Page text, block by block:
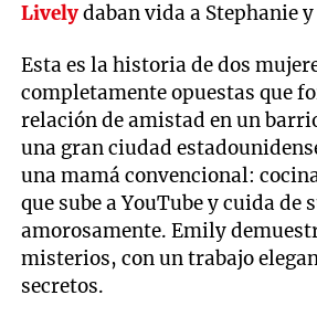
Livelydaban vida a Stephanie
Esta es la historia de dos
completamente opuestas que
relación de amistad en un
una gran ciudad
una mamá convencional:
que sube a YouTube y cuida de
amorosamente. Emily
misterios, con un trabajo
secretos.